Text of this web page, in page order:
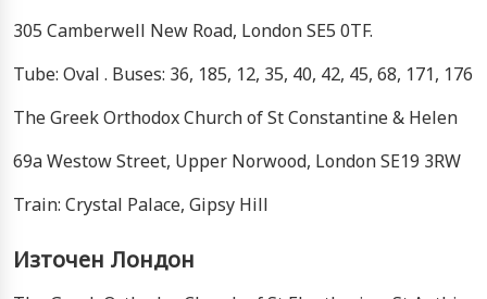
305 Camberwell New Road, London SE5 0TF.
Tube: Oval . Buses: 36, 185, 12, 35, 40, 42, 45, 68, 171, 176
The Greek Orthodox Church of St Constantine & Helen
69a Westow Street, Upper Norwood, London SE19 3RW
Train: Crystal Palace, Gipsy Hill
Източен Лондон